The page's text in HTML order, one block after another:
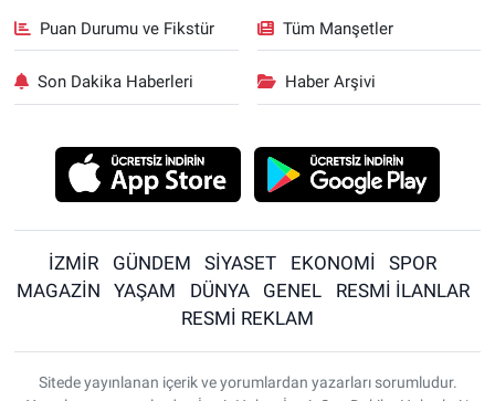
Puan Durumu ve Fikstür Tüm Manşetler
Son Dakika Haberleri Haber Arşivi
İZMİR GÜNDEM SİYASET EKONOMİ
SPOR
MAGAZİN
YAŞAM DÜNYA GENEL
RESMİ İLANLAR
RESMİ REKLAM
Sitede yayınlanan içerik ve yorumlardan yazarları sorumludur.